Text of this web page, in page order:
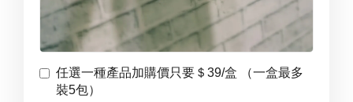
任選一種產品加購價只要＄39/盒 （一盒最多
裝5包）